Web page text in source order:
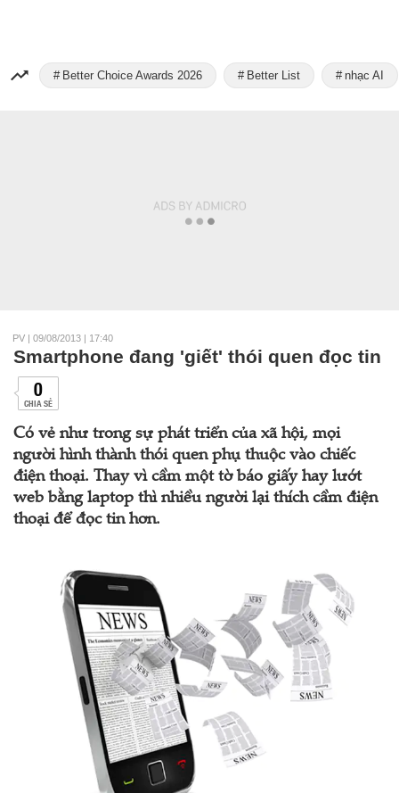
Better Choice Awards 2026 Better List nhạc AI
PV | 09/08/2013 | 17:40
Smartphone đang 'giết' thói quen đọc tin
0
CHIA SẺ
Có vẻ như trong sự phát triển của xã hội, mọi
người hình thành thói quen phụ thuộc vào chiếc
điện thoại. Thay vì cầm một tờ báo giấy hay lướt
web bằng laptop thì nhiều người lại thích cầm điện
thoại để đọc tin hơn.